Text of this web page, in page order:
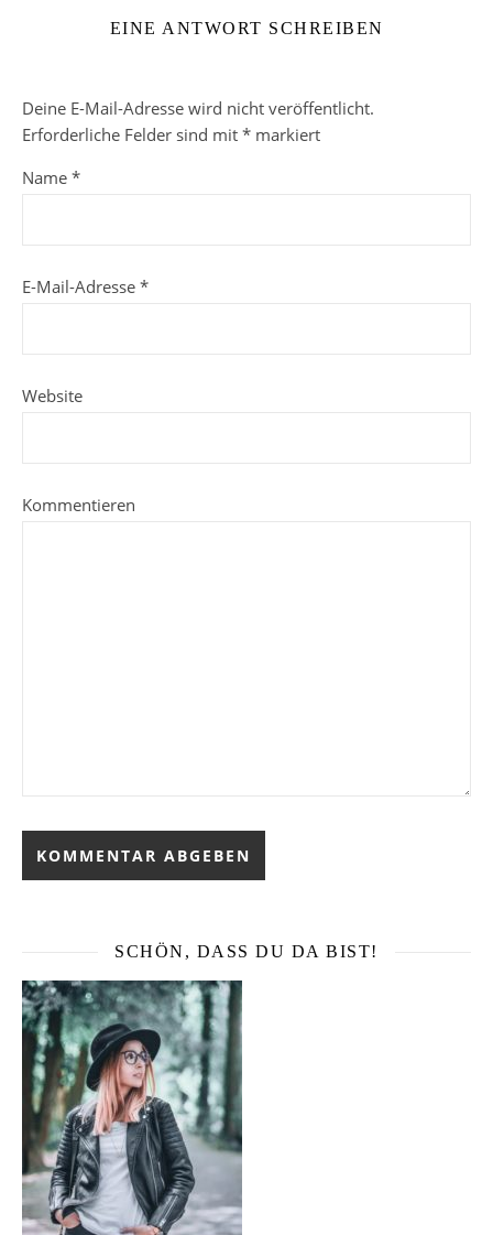
EINE ANTWORT SCHREIBEN
Deine E-Mail-Adresse wird nicht veröffentlicht.
Erforderliche Felder sind mit * markiert
Name *
E-Mail-Adresse *
Website
Kommentieren
SCHÖN, DASS DU DA BIST!